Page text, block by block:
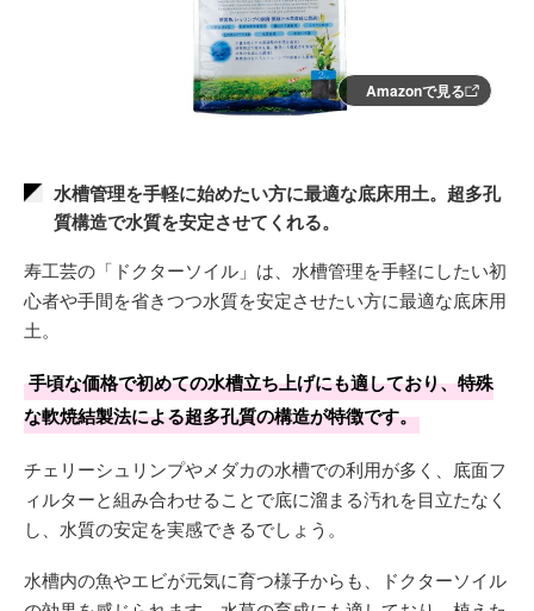
Amazonで見る
水槽管理を手軽に始めたい方に最適な底床用土。超多孔
質構造で水質を安定させてくれる。
寿工芸の「ドクターソイル」は、水槽管理を手軽にしたい初
心者や手間を省きつつ水質を安定させたい方に最適な底床用
土。
手頃な価格で初めての水槽立ち上げにも適しており、特殊
な軟焼結製法による超多孔質の構造が特徴です。
チェリーシュリンプやメダカの水槽での利用が多く、底面フ
ィルターと組み合わせることで底に溜まる汚れを目立たなく
し、水質の安定を実感できるでしょう。
水槽内の魚やエビが元気に育つ様子からも、ドクターソイル